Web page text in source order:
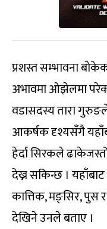
प्रशस्त सम्भावना
अभावमा ओझेलमा
वडासदस्य तारा
आकर्षक दृश्यसँगै
हेर्दा सिरकले
देख्न सकिन्छ । यहाँबाट
कात्तिक, मङ्सिर, पुस
देखिने उनले बताए ।